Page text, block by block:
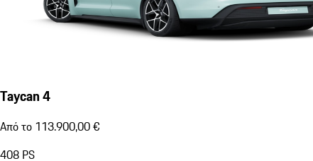
Taycan 4
Από το 113.900,00 €
408 PS